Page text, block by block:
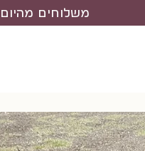
משלוחים